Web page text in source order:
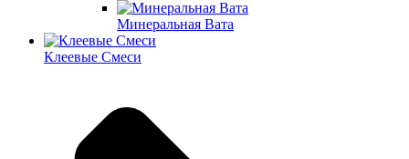
Минеральная Вата
Клеевые Смеси